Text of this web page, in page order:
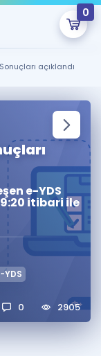
0
eğitim seni
açıklandı
e-YDS
itibari ile
0 2905